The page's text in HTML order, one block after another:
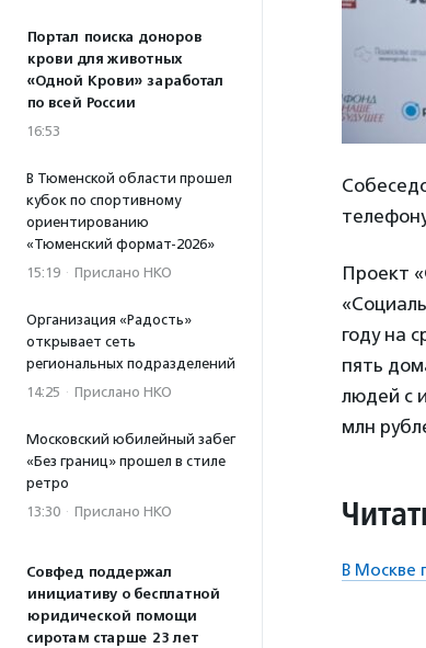
Портал поиска доноров
крови для животных
«Одной Крови» заработал
по всей России
16:53
В Тюменской области прошел
кубок по спортивному
ориентированию
«Тюменский формат-2026»
15:19 · Прислано НКО
Организация «Радость»
открывает сеть
региональных подразделений
14:25 · Прислано НКО
Московский юбилейный забег
«Без границ» прошел в стиле
ретро
13:30 · Прислано НКО
Совфед поддержал
инициативу о бесплатной
юридической помощи
сиротам старше 23 лет
Проект
году на
пять
людей с
млн
В Москве